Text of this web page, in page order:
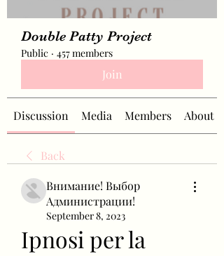
Double Patty Project
Public · 457 members
Join
Discussion Media Members About
Back
Внимание! Выбор
Администрации!
September 8, 2023
Ipnosi per la